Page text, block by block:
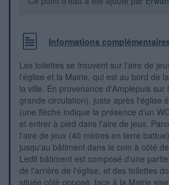
Informations
Les toilettes se trouvent sur l'aire de
l'église et la Mairie, qui est au bord de
la ville. En provenance d'Amplepuis sur
grande circulation), juste après l'église
(une flèche indique la présence d'un
et entrer à pied dans l'aire de jeux.
l'aire de jeux (40 mètres en terre
jusqu'au bâtiment dans le coin à côté
Ledit bâtiment est composé d'une
de l'arrière de l'église, et des toilettes
située côté opposé, face à la Mairie